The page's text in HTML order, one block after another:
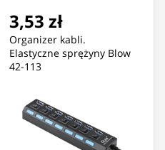
3,53 zł
Organizer kabli.
Elastyczne sprężyny Blow
42-113